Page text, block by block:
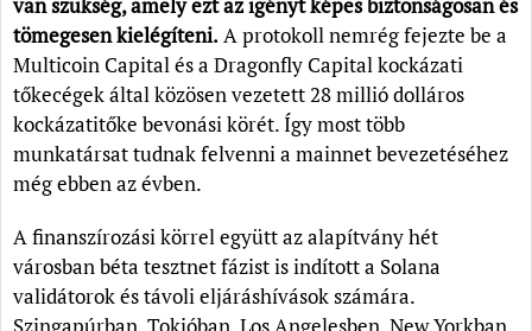
van szükség, amely ezt az igényt képes biztonságosan és
tömegesen kielégíteni.A protokoll nemrég fejezte be a
Multicoin Capital és a Dragonfly Capital kockázati
tőkecégek által közösen vezetett 28 millió dolláros
kockázatitőke bevonási körét. Így most több
munkatársat tudnak felvenni a mainnet bevezetéséhez
még ebben az évben.
A finanszírozási körrel együtt az alapítvány hét
városban béta tesztnet fázist is indított a Solana
validátorok és távoli eljáráshívások számára.